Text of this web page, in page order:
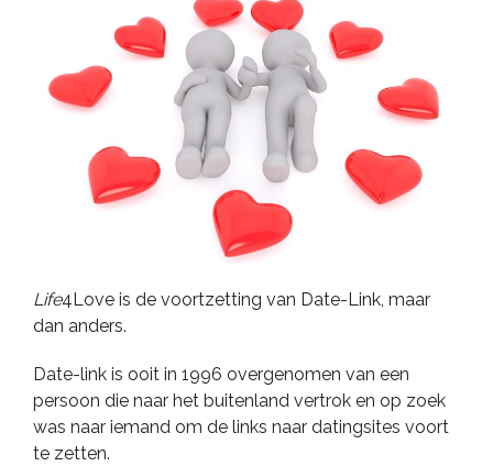
Life4Love is de voortzetting van Date-Link, maar
dan anders.
Date-link is ooit in 1996 overgenomen van een
persoon die naar het buitenland vertrok en op zoek
was naar iemand om de links naar datingsites voort
te zetten.